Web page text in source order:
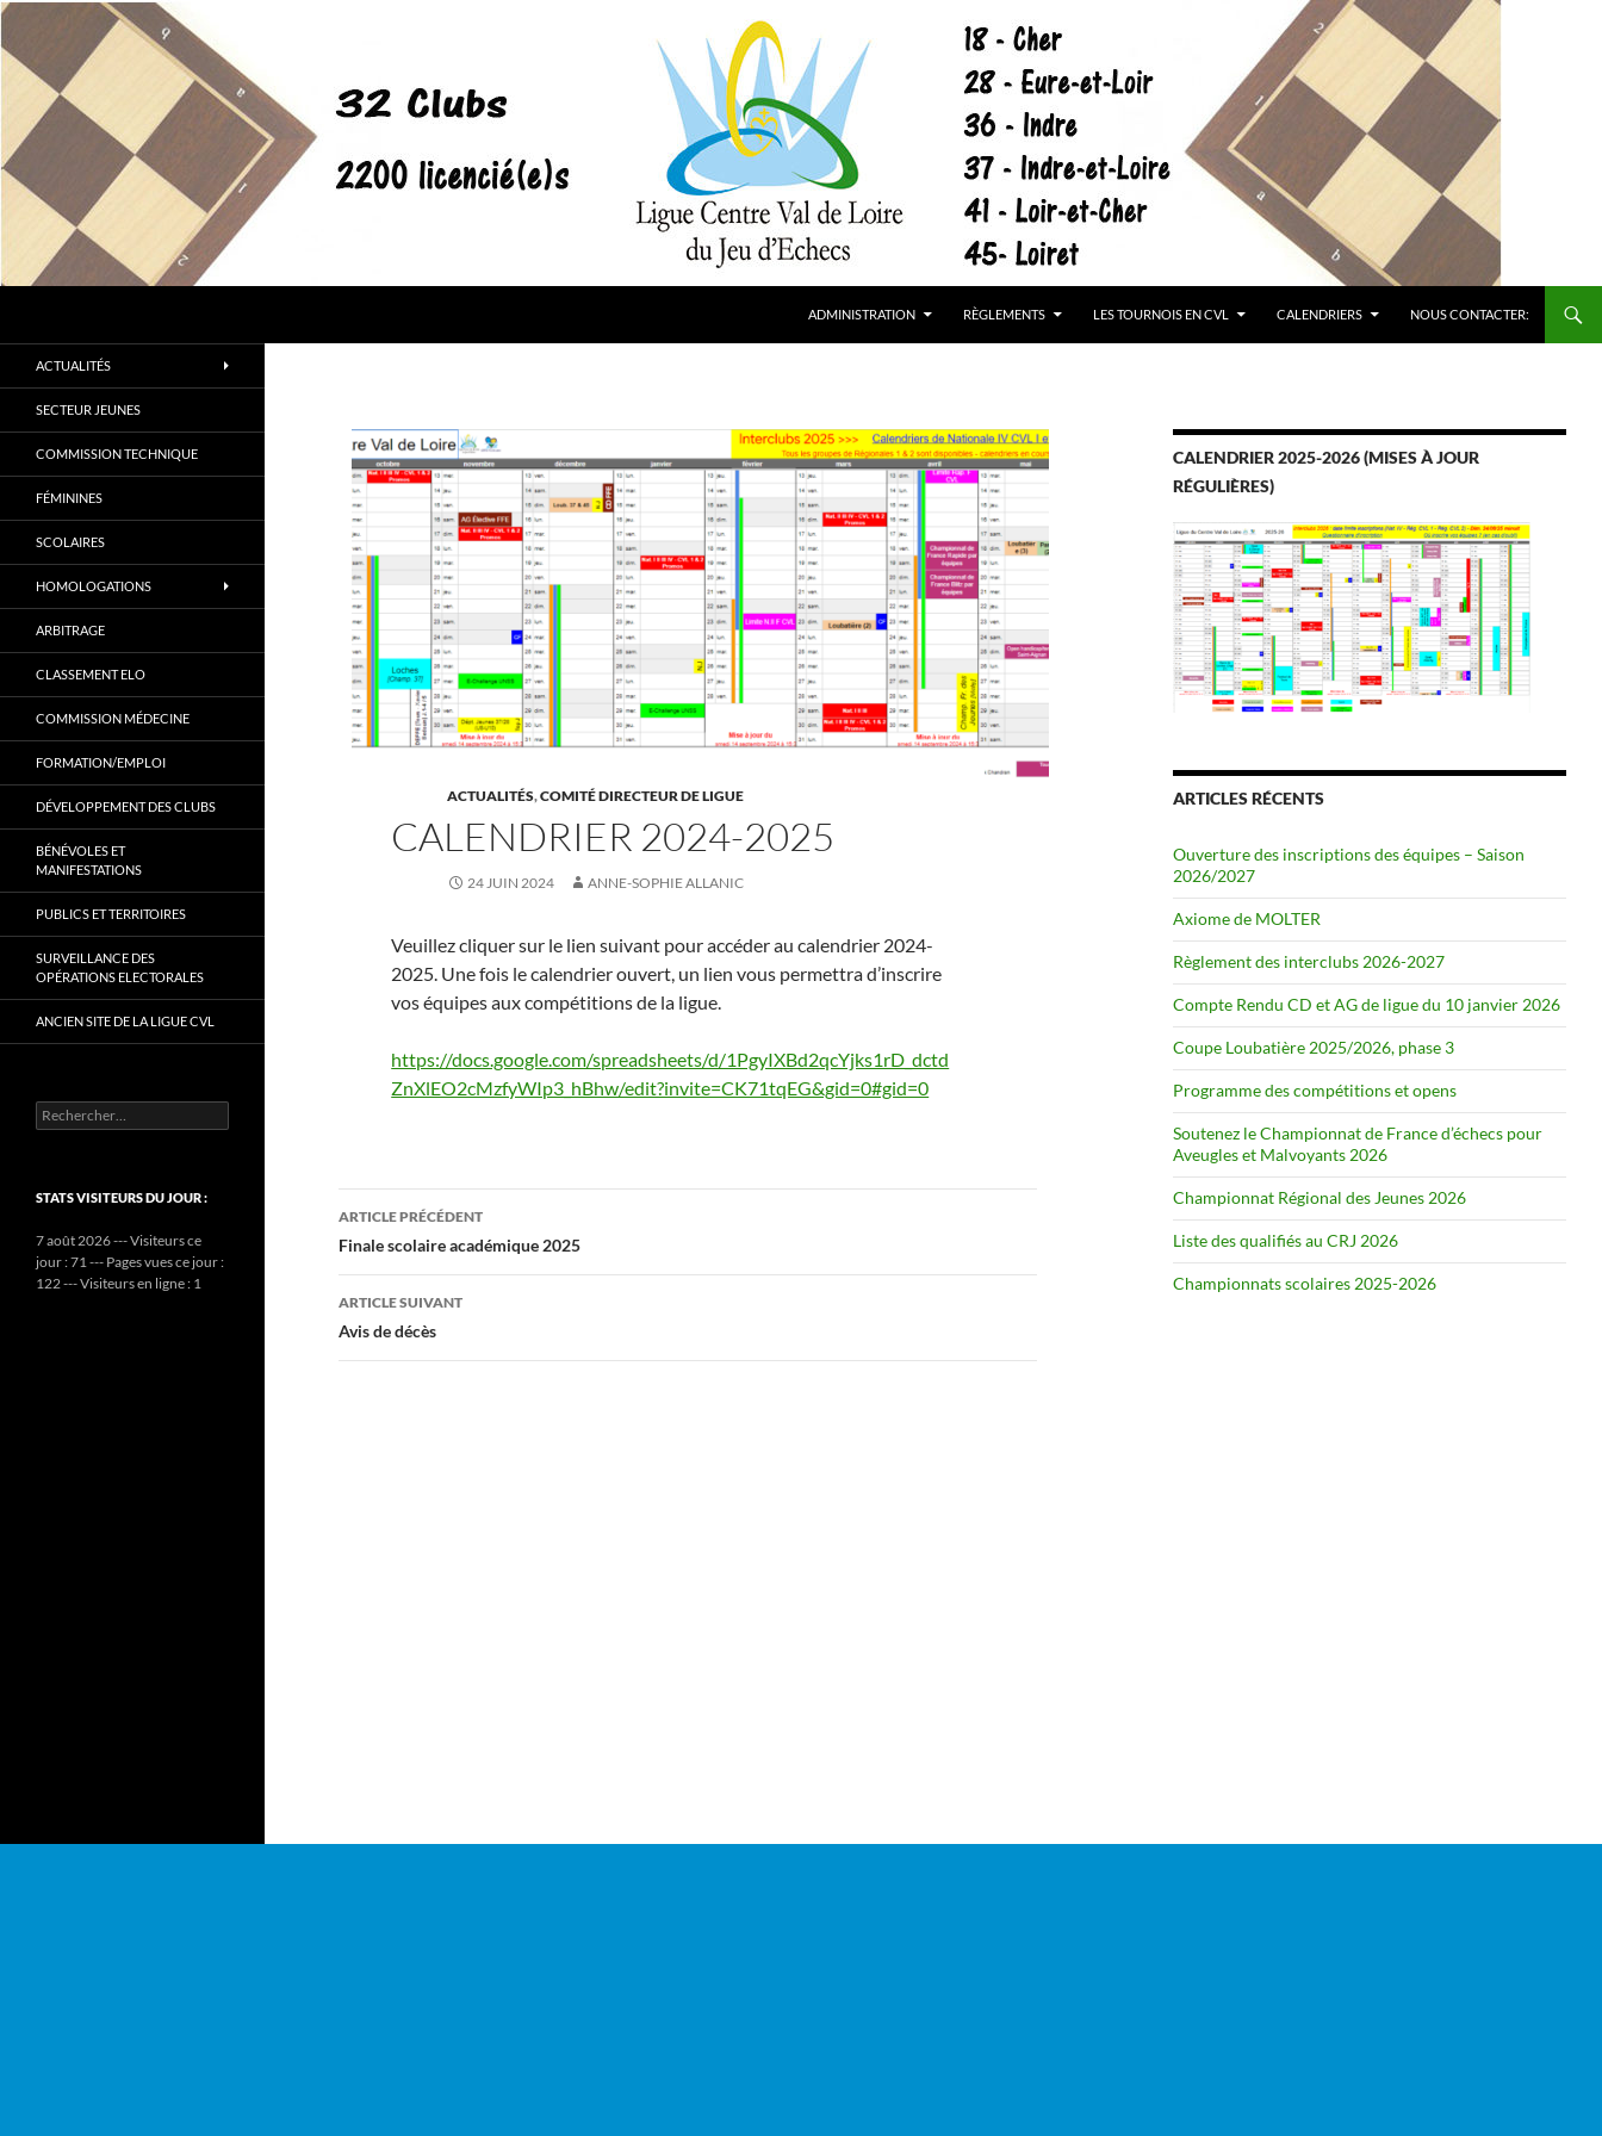
Aller
au
contenu
ADMINISTRATION RÈGLEMENTS LES TOURNOIS EN CVL CALENDRIERS NOUS CONTACTER:
ACTUALITÉS,COMITÉ DIRECTEUR DE LIGUE
CALENDRIER 2024-2025
24 JUIN 2024 ANNE-SOPHIE ALLANIC
Veuillez cliquer sur le lien suivant pour accéder au calendrier 2024-
2025. Une fois le calendrier ouvert, un lien vous permettra d’inscrire
vos équipes aux compétitions de la ligue.
https://docs.google.com/spreadsheets/d/1PgyIXBd2qcYjks1rD_dctd
ZnXlEO2cMzfyWIp3_hBhw/edit?invite=CK71tqEG&gid=0#gid=0
Navigation
des
articles
ARTICLE PRÉCÉDENT
Finale scolaire académique 2025
ARTICLE SUIVANT
Avis de décès
CALENDRIER 2025-2026 (MISES À JOUR
RÉGULIÈRES)
ARTICLES RÉCENTS
Ouverture des inscriptions des équipes – Saison
2026/2027
Axiome de MOLTER
Règlement des interclubs 2026-2027
Compte Rendu CD et AG de ligue du 10 janvier 2026
Coupe Loubatière 2025/2026, phase 3
Programme des compétitions et opens
Soutenez le Championnat de France d’échecs pour
Aveugles et Malvoyants 2026
Championnat Régional des Jeunes 2026
Liste des qualifiés au CRJ 2026
Championnats scolaires 2025-2026
Prenons l'initiative au Centre !
ACTUALITÉS
SECTEUR JEUNES
COMMISSION TECHNIQUE
FÉMININES
SCOLAIRES
HOMOLOGATIONS
ARBITRAGE
CLASSEMENT ELO
COMMISSION MÉDECINE
FORMATION/EMPLOI
DÉVELOPPEMENT DES CLUBS
BÉNÉVOLES ET
MANIFESTATIONS
PUBLICS ET TERRITOIRES
SURVEILLANCE DES
OPÉRATIONS ELECTORALES
ANCIEN SITE DE LA LIGUE CVL
Rechercher :
STATS VISITEURS DU JOUR :
7 août 2026 --- Visiteurs ce
jour : 71 --- Pages vues ce jour :
122 --- Visiteurs en ligne : 1